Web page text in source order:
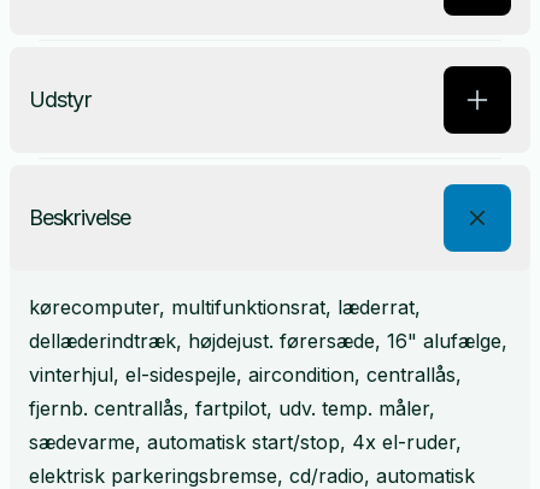
Udstyr
Beskrivelse
kørecomputer, multifunktionsrat, læderrat,
dellæderindtræk, højdejust. førersæde, 16" alufælge,
vinterhjul, el-sidespejle, aircondition, centrallås,
fjernb. centrallås, fartpilot, udv. temp. måler,
sædevarme, automatisk start/stop, 4x el-ruder,
elektrisk parkeringsbremse, cd/radio, automatisk